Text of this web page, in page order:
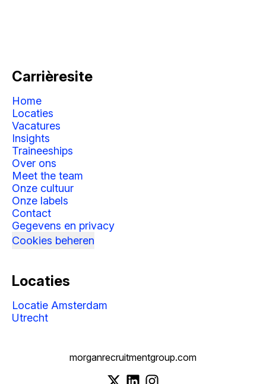
Carrièresite
Home
Locaties
Vacatures
Insights
Traineeships
Over ons
Meet the team
Onze cultuur
Onze labels
Contact
Gegevens en privacy
Cookies beheren
Locaties
Locatie Amsterdam
Utrecht
morganrecruitmentgroup.com